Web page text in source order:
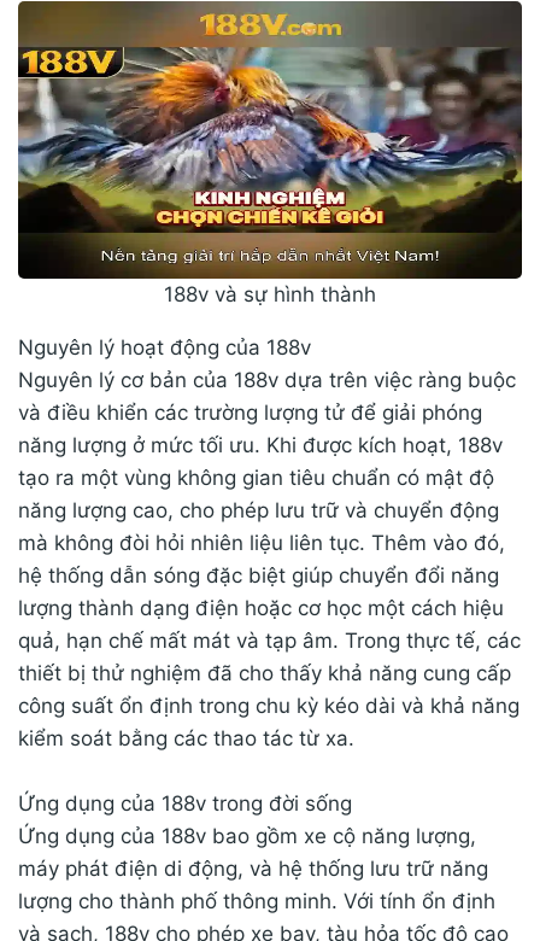
188v và sự hình thành
Nguyên lý hoạt động của 188v
Nguyên lý cơ bản của 188v dựa trên việc ràng buộc
và điều khiển các trường lượng tử để giải phóng
năng lượng ở mức tối ưu. Khi được kích hoạt, 188v
tạo ra một vùng không gian tiêu chuẩn có mật độ
năng lượng cao, cho phép lưu trữ và chuyển động
mà không đòi hỏi nhiên liệu liên tục. Thêm vào đó,
hệ thống dẫn sóng đặc biệt giúp chuyển đổi năng
lượng thành dạng điện hoặc cơ học một cách hiệu
quả, hạn chế mất mát và tạp âm. Trong thực tế, các
thiết bị thử nghiệm đã cho thấy khả năng cung cấp
công suất ổn định trong chu kỳ kéo dài và khả năng
kiểm soát bằng các thao tác từ xa.
Ứng dụng của 188v trong đời sống
Ứng dụng của 188v bao gồm xe cộ năng lượng,
máy phát điện di động, và hệ thống lưu trữ năng
lượng cho thành phố thông minh. Với tính ổn định
và sạch, 188v cho phép xe bay, tàu hỏa tốc độ cao